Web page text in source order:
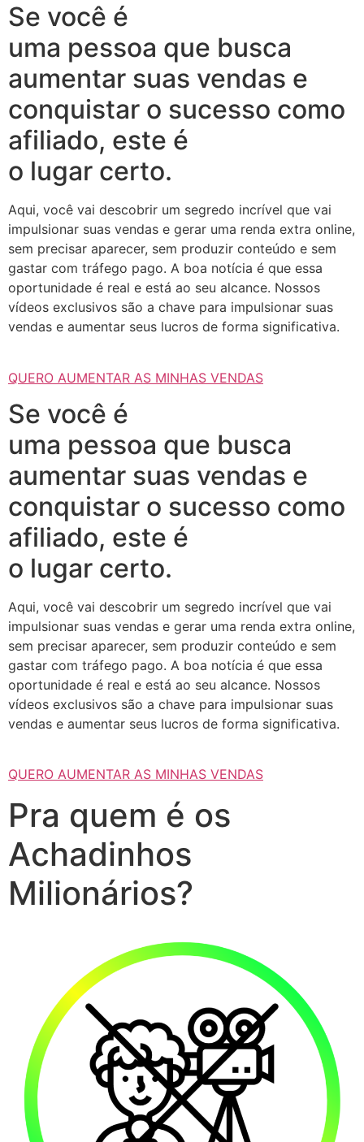
Se você é
uma pessoa que busca
aumentar suas vendas e
conquistar o sucesso como
afiliado, este é
o lugar certo.
Aqui, você vai descobrir um segredo incrível que vai
impulsionar suas vendas e gerar uma renda extra online,
sem precisar aparecer, sem produzir conteúdo e sem
gastar com tráfego pago. A boa notícia é que essa
oportunidade é real e está ao seu alcance. Nossos
vídeos exclusivos são a chave para impulsionar suas
vendas e aumentar seus lucros de forma significativa.
QUERO AUMENTAR AS MINHAS VENDAS
Se você é
uma pessoa que busca
aumentar suas vendas e
conquistar o sucesso como
afiliado, este é
o lugar certo.
Aqui, você vai descobrir um segredo incrível que vai
impulsionar suas vendas e gerar uma renda extra online,
sem precisar aparecer, sem produzir conteúdo e sem
gastar com tráfego pago. A boa notícia é que essa
oportunidade é real e está ao seu alcance. Nossos
vídeos exclusivos são a chave para impulsionar suas
vendas e aumentar seus lucros de forma significativa.
QUERO AUMENTAR AS MINHAS VENDAS
Pra quem é os
Achadinhos
Milionários?